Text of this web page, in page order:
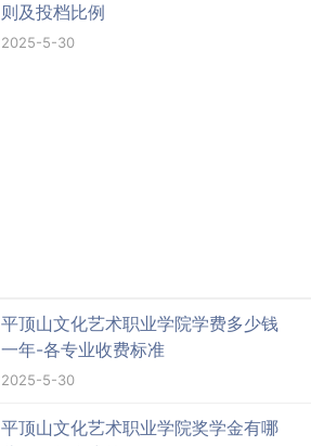
则及投档比例
2025-5-30
平顶山文化艺术职业学院学费多少钱
一年-各专业收费标准
2025-5-30
平顶山文化艺术职业学院奖学金有哪